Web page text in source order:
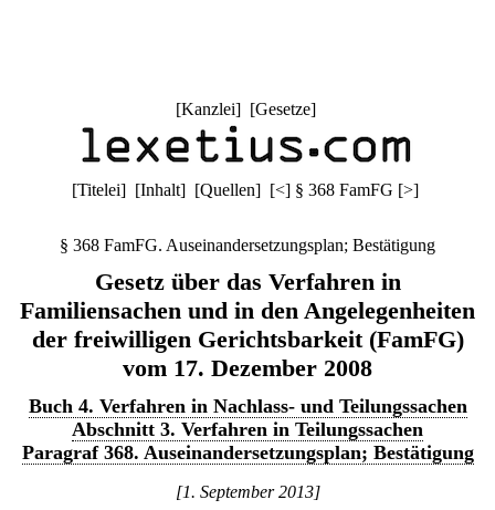
[Kanzlei] [Gesetze]
[Titelei] [Inhalt] [Quellen] [<] § 368 FamFG [>]
§ 368 FamFG. Auseinandersetzungsplan; Bestätigung
Gesetz über das Verfahren in
Familiensachen und in den Angelegenheiten
der freiwilligen Gerichtsbarkeit (FamFG)
vom 17. Dezember 2008
Buch 4. Verfahren in Nachlass- und Teilungssachen
Abschnitt 3. Verfahren in Teilungssachen
Paragraf 368. Auseinandersetzungsplan; Bestätigung
[1. September 2013]